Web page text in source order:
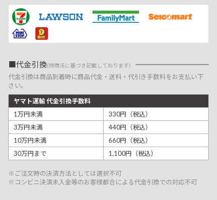
代金引換(特商法に基づき記載しております)
代金引換は商品到着時に商品代金・送料・代引き手数料をお支払い下
さい。
ヤマト運輸 代金引換手数料
1万円未満
330円（税込）
3万円未満
440円（税込）
10万円未満
660円（税込）
30万円まで
1,100円（税込）
※ご注文時の決済方法としては選択不可
※コンビニ決済未入金等のお客様都合による代金引換での対応不可